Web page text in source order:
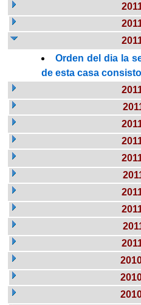
Orden del dia la
de esta casa